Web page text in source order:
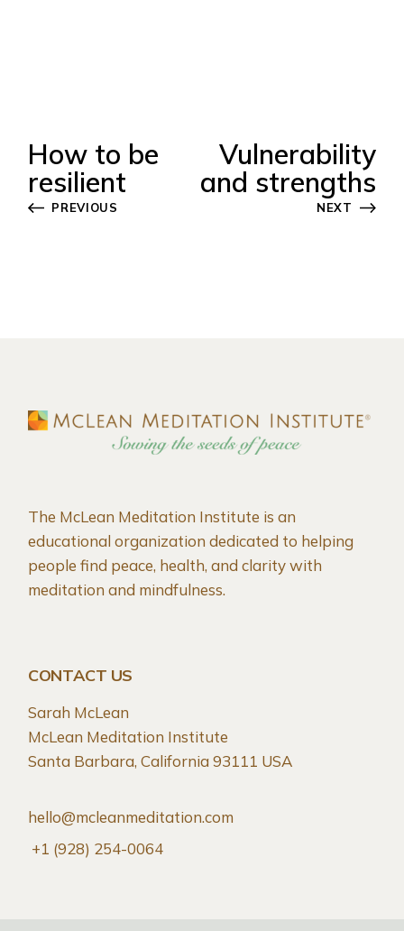
How to be
resilient
PREVIOUS
Vulnerability
and strengths
NEXT
The McLean Meditation Institute is an
educational organization dedicated to helping
people find peace, health, and clarity with
meditation and mindfulness.
CONTACT US
Sarah McLean
McLean Meditation Institute
Santa Barbara, California 93111 USA
hello@mcleanmeditation.com
+1 (928) 254-0064